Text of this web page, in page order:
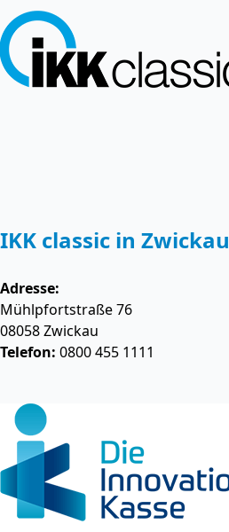
IKK classic in Zwickau
Adresse:
Mühlpfortstraße 76
08058Zwickau
Telefon: 0800 455 1111